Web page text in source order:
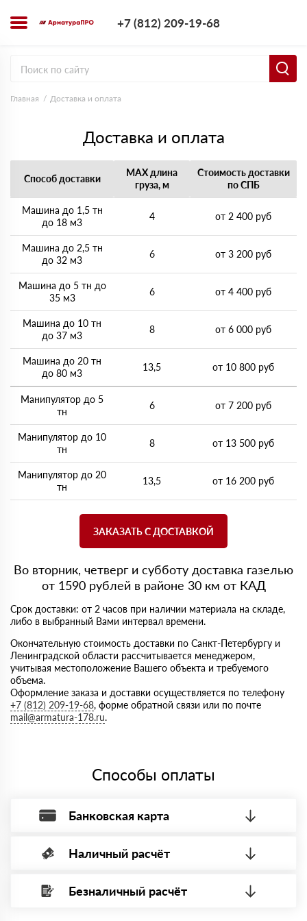
+7 (812) 209-19-68
Главная Доставка и оплата
Доставка и оплата
Способ доставки
MAX длина
груза, м
Стоимость доставки
по СПБ
Машина до 1,5 тн
до 18 м3
4 от 2 400 руб
Машина до 2,5 тн
до 32 м3
6 от 3 200 руб
Машина до 5 тн до
35 м3
6 от 4 400 руб
Машина до 10 тн
до 37 м3
8 от 6 000 руб
Машина до 20 тн
до 80 м3
13,5 от 10 800 руб
Манипулятор до 5
тн
6 от 7 200 руб
Манипулятор до 10
тн
8 от 13 500 руб
Манипулятор до 20
тн
13,5 от 16 200 руб
ЗАКАЗАТЬ С ДОСТАВКОЙ
Во вторник, четверг и субботу доставка газелью
от 1590 рублей в районе 30 км от КАД
Срок доставки: от 2 часов при наличии материала на складе,
либо в выбранный Вами интервал времени.
Окончательную стоимость доставки по Санкт-Петербургу и
Ленинградской области рассчитывается менеджером,
учитывая местоположение Вашего объекта и требуемого
объема.
Оформление заказа и доставки осуществляется по телефону
+7 (812) 209-19-68, форме обратной связи или по почте
mail@armatura-178.ru.
Способы оплаты
Банковская карта
Оплата банковской картой, через Интернет, возможна через
Минимальная сумма платежа — 1 рубль.
Наличный расчёт
Вы можете оплатить наличными по факту приема
Безналичный расчёт